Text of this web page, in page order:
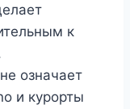
к
означает
и курорты